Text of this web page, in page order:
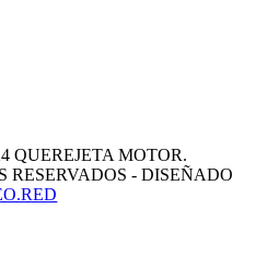
QUEREJETA MOTOR.
RESERVADOS - DISEÑADO